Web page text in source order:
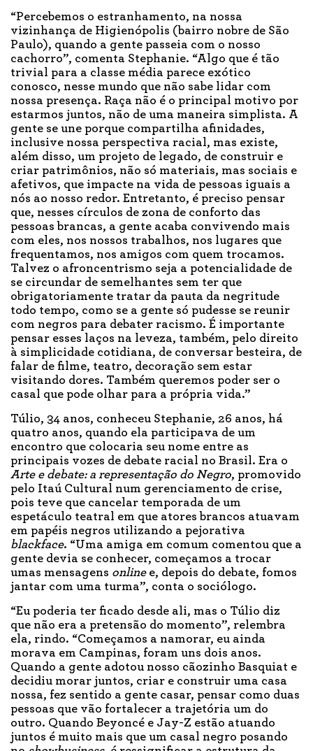
“Percebemos o estranhamento, na nossa
vizinhança de Higienópolis (bairro nobre de São
Paulo), quando a gente passeia com o nosso
cachorro”, comenta Stephanie. “Algo que é tão
trivial para a classe média parece exótico
conosco, nesse mundo que não sabe lidar com
nossa presença. Raça não é o principal motivo por
estarmos juntos, não de uma maneira simplista. A
gente se une porque compartilha afinidades,
inclusive nossa perspectiva racial, mas existe,
além disso, um projeto de legado, de construir e
criar patrimônios, não só materiais, mas sociais e
afetivos, que impacte na vida de pessoas iguais a
nós ao nosso redor. Entretanto, é preciso pensar
que, nesses círculos de zona de conforto das
pessoas brancas, a gente acaba convivendo mais
com eles, nos nossos trabalhos, nos lugares que
frequentamos, nos amigos com quem trocamos.
Talvez o afroncentrismo seja a potencialidade de
se circundar de semelhantes sem ter que
obrigatoriamente tratar da pauta da negritude
todo tempo, como se a gente só pudesse se reunir
com negros para debater racismo. É importante
pensar esses laços na leveza, também, pelo direito
à simplicidade cotidiana, de conversar besteira, de
falar de filme, teatro, decoração sem estar
visitando dores. Também queremos poder ser o
casal que pode olhar para a própria vida.”
Túlio, 34 anos, conheceu Stephanie, 26 anos, há
quatro anos, quando ela participava de um
encontro que colocaria seu nome entre as
principais vozes de debate racial no Brasil. Era o
Arte e debate: a representação do Negro, promovido
pelo Itaú Cultural num gerenciamento de crise,
pois teve que cancelar temporada de um
espetáculo teatral em que atores brancos atuavam
em papéis negros utilizando a pejorativa
blackface. “Uma amiga em comum comentou que a
gente devia se conhecer, começamos a trocar
umas mensagens onlinee, depois do debate, fomos
jantar com uma turma”, conta o sociólogo.
“Eu poderia ter ficado desde ali, mas o Túlio diz
que não era a pretensão do momento”, relembra
ela, rindo. “Começamos a namorar, eu ainda
morava em Campinas, foram uns dois anos.
Quando a gente adotou nosso cãozinho Basquiat e
decidiu morar juntos, criar e construir uma casa
nossa, fez sentido a gente casar, pensar como duas
pessoas que vão fortalecer a trajetória um do
outro. Quando Beyoncé e Jay-Z estão atuando
juntos é muito mais que um casal negro posando